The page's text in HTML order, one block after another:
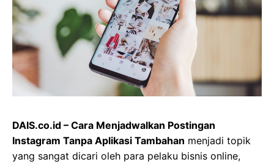
DAIS.co.id – Cara Menjadwalkan Postingan
Instagram Tanpa Aplikasi Tambahan menjadi topik
yang sangat dicari oleh para pelaku bisnis online,